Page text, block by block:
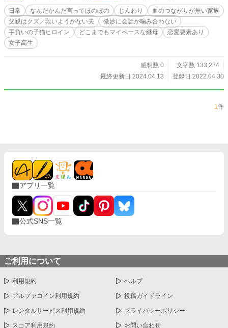
日常 なんだかんだ言ってほのぼの じんわり
血のつながりが無い家族
父親はクズ／救いようがない夫
微妙に会話が噛み合わない
手負いの子猫ヒロイン
どこまでもマイペースな継母
恋愛要素あり
女子高生
感想数 0
文字数 133,284
最終更新日 2024.04.13
登録日 2022.04.30
1件
アプリ一覧
公式SNS一覧
ご利用について
利用規約 ヘルプ
アルファコイン利用規約 投稿ガイドライン
レンタルサービス利用規約 プライバシーポリシー
スコア利用規約 お問い合わせ